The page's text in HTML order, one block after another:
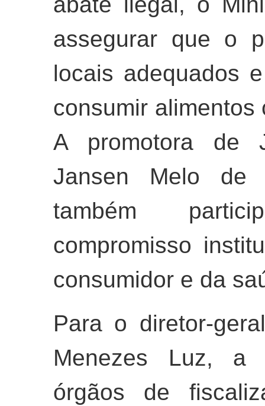
assegurar que o
locais adequados
consumir alimentos
A promotora de
Jansen Melo de
também
compromisso
consumidor e da
Para o diretor-
Menezes Luz, a
órgãos de